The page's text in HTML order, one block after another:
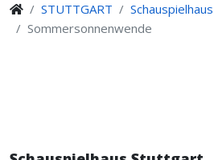
STUTTGART
Sommersonnenwende